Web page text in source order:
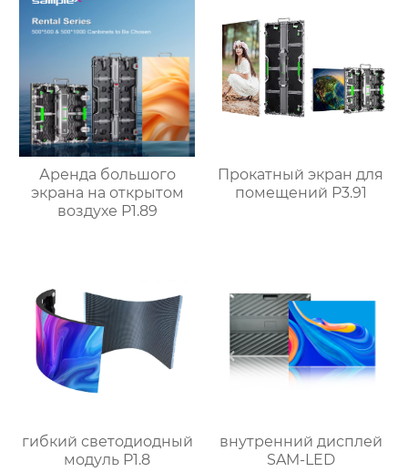
Аренда большого
экрана на открытом
воздухе P1.89
Прокатный экран для
помещений P3.91
гибкий светодиодный
модуль P1.8
внутренний дисплей
SAM-LED